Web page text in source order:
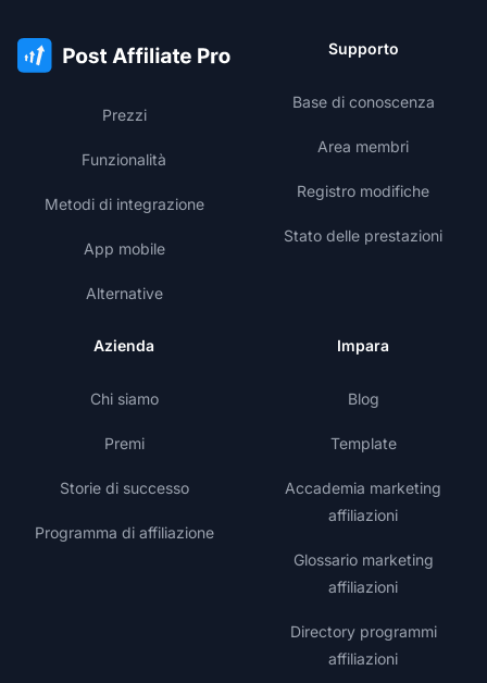
Prezzi
Funzionalità
Metodi di integrazione
App mobile
Alternative
Supporto
Base di conoscenza
Area membri
Registro modifiche
Stato delle prestazioni
Azienda
Chi siamo
Premi
Storie di successo
Programma di affiliazione
Impara
Blog
Template
Accademia marketing
affiliazioni
Glossario marketing
affiliazioni
Directory programmi
affiliazioni